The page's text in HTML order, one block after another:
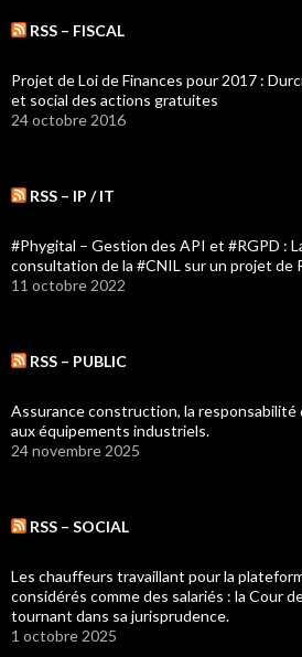
RSS – FISCAL
Projet de Loi de Finances pour 2017 :
et social des actions gratuites
24 octobre 2016
RSS – IP / IT
#Phygital – Gestion des API et #RGPD :
consultation de la #CNIL sur un projet de
11 octobre 2022
RSS – PUBLIC
Assurance construction, la responsabilité
aux équipements industriels.
24 novembre 2025
RSS – SOCIAL
Les chauffeurs travaillant pour la
considérés comme des salariés : la Cour
tournant dans sa jurisprudence.
1 octobre 2025